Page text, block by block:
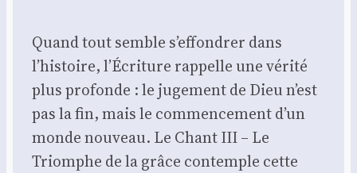
Quand tout semble s’effondrer dans
l’histoire, l’Écriture rappelle une vérité
plus profonde : le jugement de Dieu n’est
pas la fin, mais le commencement d’un
monde nouveau. Le Chant III – Le
Triomphe de la grâce contemple cette